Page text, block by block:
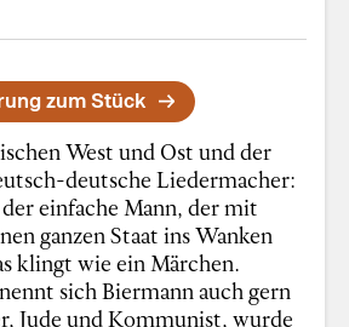
zum Stück
West und Ost und der
deutsche Liedermacher:
einfache Mann, der mit
ganzen Staat ins Wanken
klingt wie ein Märchen.
sich Biermann auch gern
Jude und Kommunist, wurde